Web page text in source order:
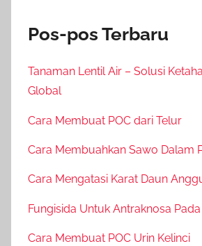
Pos-pos Terbaru
Tanaman Lentil Air – Solusi
Global
Cara Membuat POC dari Telur
Cara Membuahkan Sawo Dalam
Cara Mengatasi Karat Daun
Fungisida Untuk Antraknosa
Cara Membuat POC Urin Kelinci